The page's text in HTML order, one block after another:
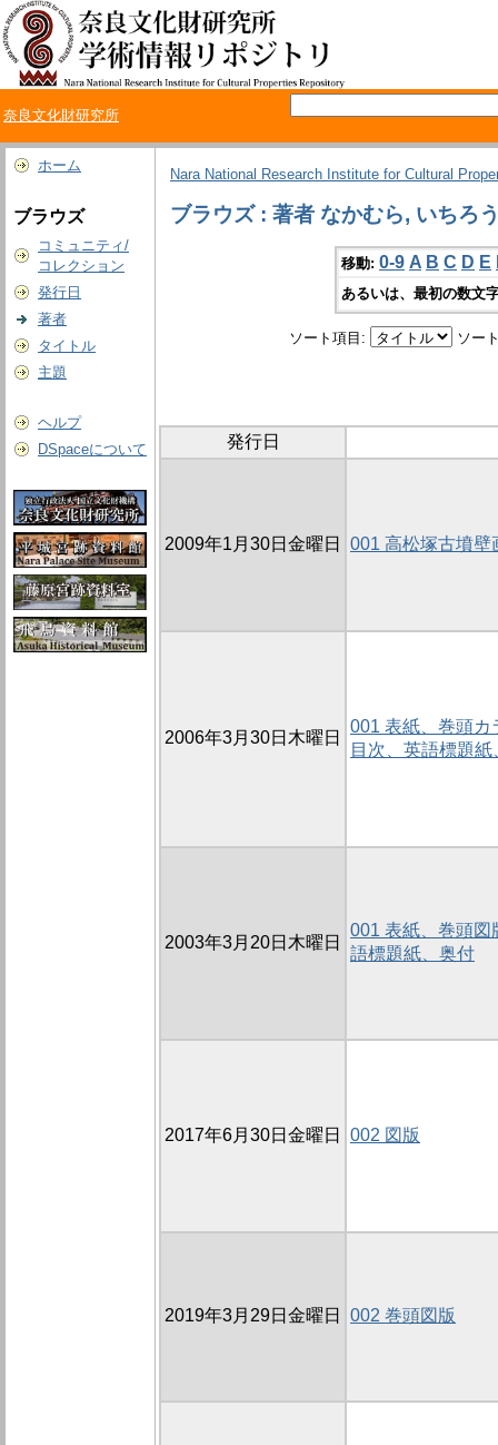
奈良文化財研究所
ホーム
ブラウズ
コミュニティ/
コレクション
発行日
著者
タイトル
主題
ヘルプ
DSpaceについて
Nara National Research Institute for Cultural
ブラウズ : 著者 なかむら, いちろ
移動: 0-9 A B C D E
あるいは、最初の数文
ソート項目: ソー
発行日
2009年1月30日金曜日 001 高松塚古墳壁
2006年3月30日木曜日
001 表紙、巻頭カ
目次、英語標題紙
2003年3月20日木曜日
001 表紙、巻頭図
語標題紙、奥付
2017年6月30日金曜日 002 図版
2019年3月29日金曜日 002 巻頭図版